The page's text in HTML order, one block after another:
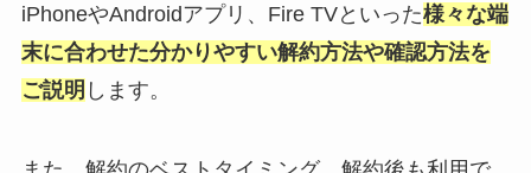
iPhoneやAndroidアプリ、Fire TVといった様々な端
末に合わせた分かりやすい解約方法や確認方法を
ご説明 します。